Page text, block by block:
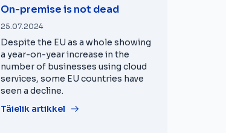
On-premise is not dead
25.07.2024
Despite the EU as a whole showing
a year-on-year increase in the
number of businesses using cloud
services, some EU countries have
seen a decline.
Täielik artikkel